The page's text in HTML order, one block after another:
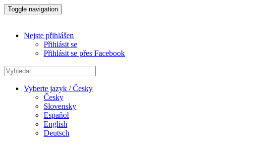
Toggle navigation
Nejste přihlášen
Přihlásit se
Přihlásit se přes Facebook
Vyberte jazyk / Česky
Česky
Slovensky
Espaňol
English
Deutsch